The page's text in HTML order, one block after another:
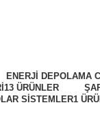
ENERJI DEPOLAMA
13 ÜRÜNLER
SISTEMLER1